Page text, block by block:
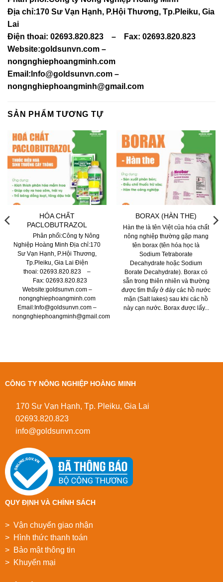
Địa chỉ:170 Sư Vạn Hạnh, P.Hội Thương, Tp.Pleiku, Gia
Lai
Điện thoai: 02693.820.823 – Fax: 02693.820.823
Website:goldsunvn.com –
nongnghiephoangminh.com
Email: Info@goldsunvn.com –
nongnghiephoangminh@gmail.com
SẢN PHẨM TƯƠNG TỰ
HÓA CHẤT
PACLOBUTRAZOL
Phân phối:Công ty Nông
Nghiệp Hoàng Minh Địa chỉ:170
Sư Vạn Hạnh, P.Hội Thương,
Tp.Pleiku, Gia Lai Điện
thoai: 02693.820.823 –
Fax: 02693.820.823
Website:goldsunvn.com –
nongnghiephoangminh.com
Email:Info@goldsunvn.com –
nongnghiephoangminh@gmail.com
BORAX (HÀN THE)
Hàn the là tên Việt của hóa chất
nông nghiệp thường gặp mang
tên borax (tên hóa học là
Sodium Tetraborate
Decahydrate hoặc Sodium
Borate Decahydrate). Borax có
sẵn trong thiên nhiên và thường
được tìm thấy ở đáy các hồ nước
mặn (Salt lakes) sau khi các hồ
này cạn nước. Borax được lấy...
CÔNG TY NÔNG NGHIỆP HOÀNG MINH
170 Sư Vạn Hạnh, Tp. Pleiku, Gia Lai
02693.820.823
info@goldsunvn.com
QUY ĐỊNH VÀ CHÍNH SÁCH
> Vận chuyển giao nhận
> Hình thức thanh toán
> Bảo mật thông tin
> Khuyển mại